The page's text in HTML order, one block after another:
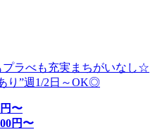
プラべも充実まちがいなし☆
り”週1/2日～OK◎
円〜
円〜